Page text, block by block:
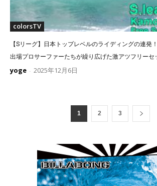
colorsTV
【Sリーグ】日本トップレベルのライディングの連発
出場プロサーファーたちが繰り広げた激アツフリーセ
yoge - 2025年12月6日
1 2 3